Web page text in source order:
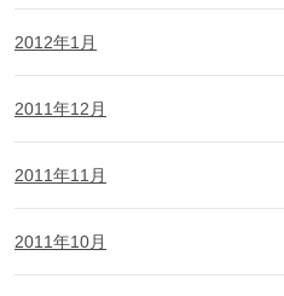
2012年1月
2011年12月
2011年11月
2011年10月